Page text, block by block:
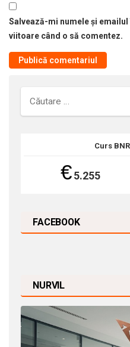
Salvează-mi numele și
viitoare când o să comentez.
Curs
€5.255
FACEBOOK
NURVIL